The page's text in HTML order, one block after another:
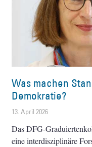
Was machen
Demokratie?
13. April 2026
Das DFG-
eine interdisziplinäre